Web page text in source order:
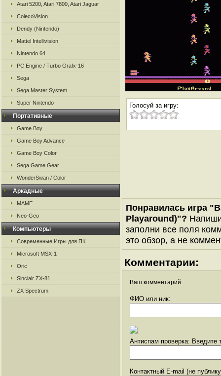
Atari 5200, Atari 7800, Atari Jaguar
ColecoVision
Dendy (Nintendo)
Mattel Intellivision
Nintendo 64
PC Engine / Turbo Grafx-16
Sega
Sega Master System
Super Nintendo
Портативные
Game Boy
Game Boy Advance
Game Boy Color
Sega Game Gear
WonderSwan / Color
Аркадные
MAME
Neo-Geo
Компьютеры
Современные Игры для ПК
Microsoft MSX-1
Oric
Sinclair ZX-81
ZX Spectrum
Голосуй за игру:
Понравилась игра
Playaround)"?
заполни все поля
это обзор, а не
Комментарии:
Ваш комментарий
ФИО или ник:
Антиспам проверка: Введите
Контактный E-mail (не